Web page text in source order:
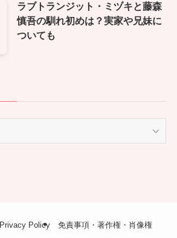
ラブトランジット・ミヅキと藤森
慎吾の馴れ初めは？実家や兄妹に
ついても
Privacy Policy 免責事項・著作権・肖像権